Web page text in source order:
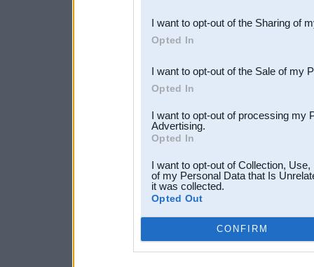
Downstream Participants
third parties.
I want to opt-out of the Sharing of
Opted In
I want to opt-out of the Sale of my
Opted In
I want to opt-out of processing my
Advertising.
Opted In
I want to opt-out of Collection,
of my Personal Data that Is
it was collected.
Opted Out
CONFIRM